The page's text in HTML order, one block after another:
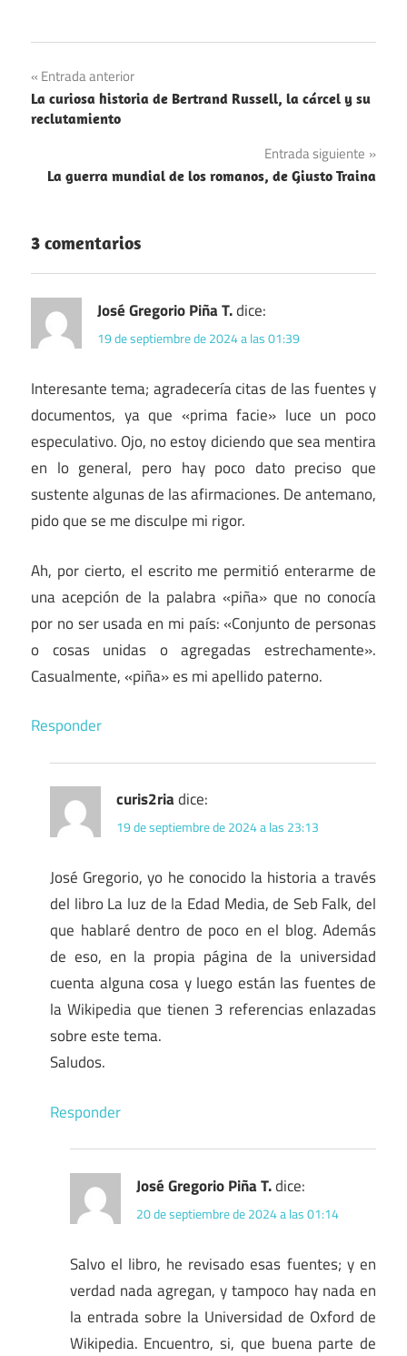
Media
Educación
Navegación
de
Entrada anterior
La curiosa historia de Bertrand Russell, la cárcel y su
reclutamiento
Entrada siguiente
La guerra mundial de los romanos, de Giusto Traina
3 comentarios
José Gregorio Piña T.dice:
19 de septiembre de 2024 a las 01:39
Interesante tema; agradecería citas de las fuentes y
documentos, ya que «prima facie» luce un poco
especulativo. Ojo, no estoy diciendo que sea mentira
en lo general, pero hay poco dato preciso que
sustente algunas de las afirmaciones. De antemano,
pido que se me disculpe mi rigor.
Ah, por cierto, el escrito me permitió enterarme de
una acepción de la palabra «piña» que no conocía
por no ser usada en mi país: «Conjunto de personas
o cosas unidas o agregadas estrechamente».
Casualmente, «piña» es mi apellido paterno.
Responder
curis2ria dice:
19 de septiembre de 2024 a las 23:13
José Gregorio, yo he conocido la historia a través
del libro La luz de la Edad Media, de Seb Falk, del
que hablaré dentro de poco en el blog. Además
de eso, en la propia página de la universidad
cuenta alguna cosa y luego están las fuentes de
la Wikipedia que tienen 3 referencias enlazadas
sobre este tema.
Saludos.
Responder
José Gregorio Piña T.dice:
20 de septiembre de 2024 a las 01:14
Salvo el libro, he revisado esas fuentes; y en
verdad nada agregan, y tampoco hay nada en
la entrada sobre la Universidad de Oxford de
Wikipedia. Encuentro, si, que buena parte de